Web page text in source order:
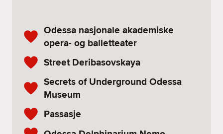
Odessa nasjonale akademiske
opera- og balletteater
Street Deribasovskaya
Secrets of Underground Odessa
Museum
Passasje